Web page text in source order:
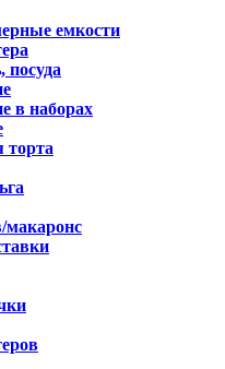
емкости
посуда
в наборах
торта
макаронс